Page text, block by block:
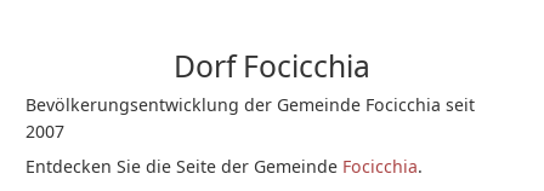
Dorf Focicchia
Bevölkerungsentwicklung der Gemeinde Focicchia seit
2007
Entdecken Sie die Seite der Gemeinde Focicchia.